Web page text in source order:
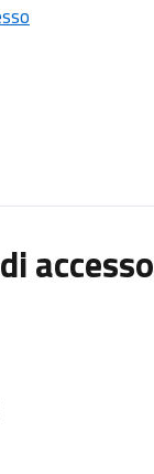
accesso